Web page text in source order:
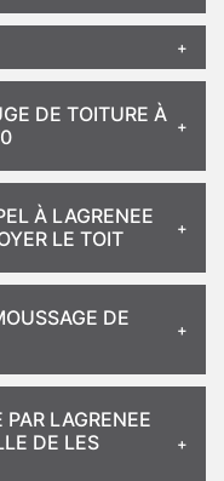
DE TOITURE À
À LAGRENEE
LE TOIT
DE
LAGRENEE
DE LES